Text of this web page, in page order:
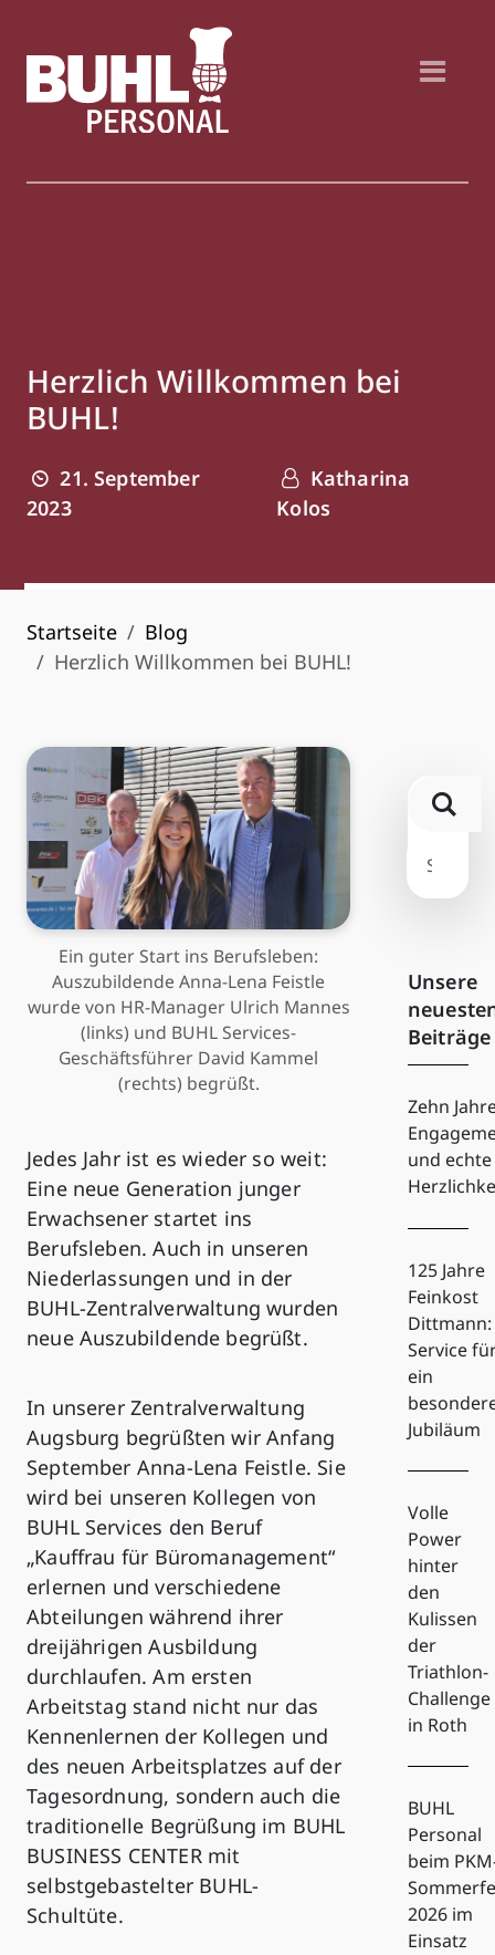
Herzlich Willkommen bei
BUHL!
21. September
2023
Katharina
Kolos
Startseite
Blog
Herzlich Willkommen bei BUHL!
Ein guter Start ins Berufsleben:
Auszubildende Anna-Lena Feistle
wurde von HR-Manager Ulrich Mannes
(links) und BUHL Services-
Geschäftsführer David Kammel
(rechts) begrüßt.
Jedes Jahr ist es wieder so weit:
Eine neue Generation junger
Erwachsener startet ins
Berufsleben. Auch in unseren
Niederlassungen und in der
BUHL-Zentralverwaltung wurden
neue Auszubildende begrüßt.
In unserer Zentralverwaltung
Augsburg begrüßten wir Anfang
September Anna-Lena Feistle. Sie
wird bei unseren Kollegen von
BUHL Services den Beruf
„Kauffrau für Büromanagement“
erlernen und verschiedene
Abteilungen während ihrer
dreijährigen Ausbildung
durchlaufen. Am ersten
Arbeitstag stand nicht nur das
Kennenlernen der Kollegen und
des neuen Arbeitsplatzes auf der
Tagesordnung, sondern auch die
traditionelle Begrüßung im BUHL
BUSINESS CENTER mit
selbstgebastelter BUHL-
Schultüte.
Unsere
Beiträge
Zehn
und echte
125 Jahre
Feinkost
Dittmann:
Service
ein
Jubiläum
Volle
Power
hinter
den
Kulissen
der
Triathlon-
Challenge
in Roth
BUHL
Personal
beim
2026 im
Einsatz